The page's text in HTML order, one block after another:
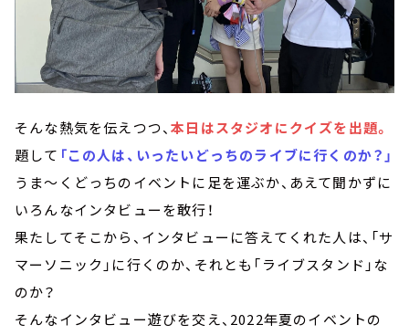
そんな熱気を伝えつつ、本日はスタジオにクイズを出題。
題して 「この人は、いったいどっちのライブに行くのか？」
うま～くどっちのイベントに足を運ぶか、あえて聞かずに
いろんなインタビューを敢行！
果たしてそこから、インタビューに答えてくれた人は、「サ
マーソニック」に行くのか、それとも「ライブスタンド」な
のか？
そんなインタビュー遊びを交え、2022年夏のイベントの